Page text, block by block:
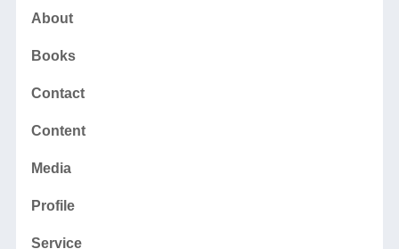
About
Books
Contact
Content
Media
Profile
Service